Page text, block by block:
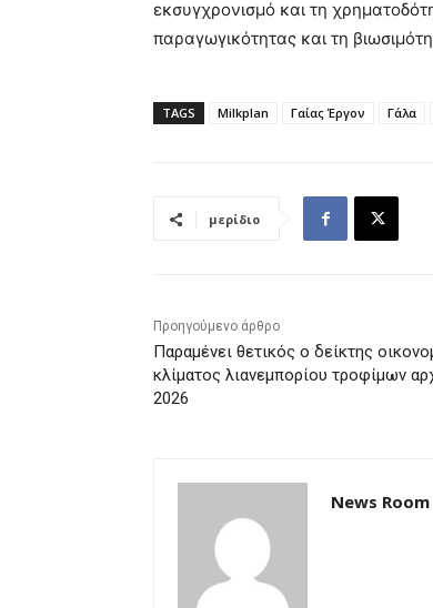
εκσυγχρονισμό και τη
παραγωγικότητας και τη
TAGS Milkplan Γαίας Έργον Γάλα
μερίδιο
Προηγούμενο άρθρο
Παραμένει θετικός ο δείκτης
κλίματος λιανεμπορίου τροφίμων
2026
News Room